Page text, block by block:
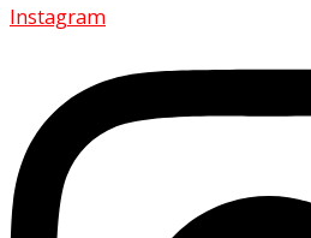
Instagram